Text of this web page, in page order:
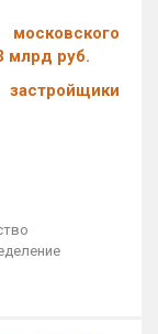
млрд руб.